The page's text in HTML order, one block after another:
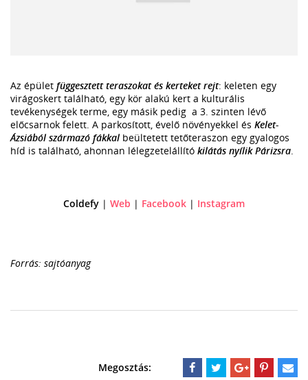
Az épület függesztett teraszokat és kerteket rejt: keleten egy
virágoskert található, egy kör alakú kert a kulturális
tevékenységek terme, egy másik pedig a 3. szinten lévő
előcsarnok felett. A parkosított, évelő növényekkel és Kelet-
Ázsiából származó fákkal beültetett tetőteraszon egy gyalogos
híd is található, ahonnan lélegzetelállító kilátás nyílik Párizsra.
Coldefy | Web | Facebook | Instagram
Forrás: sajtóanyag